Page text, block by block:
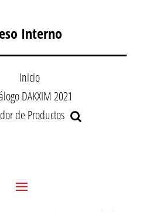
Interno
Inicio
DAKXIM 2021
de Productos